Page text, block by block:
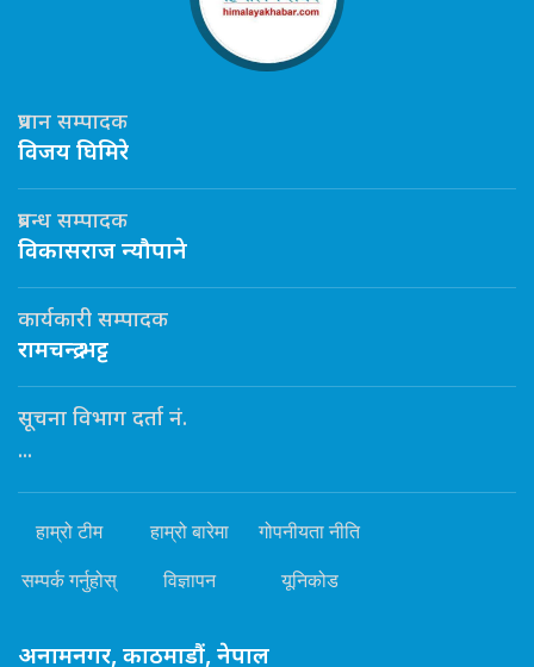
प्रधान सम्पादक
विजय घिमिरे
प्रबन्ध सम्पादक
विकासराज न्यौपाने
कार्यकारी सम्पादक
रामचन्द्र भट्ट
सूचना विभाग दर्ता नं.
...
हाम्रो टीम हाम्रो बारेमा गोपनीयता नीति
सम्पर्क गर्नुहोस् विज्ञापन यूनिकोड
अनामनगर, काठमाडौं, नेपाल